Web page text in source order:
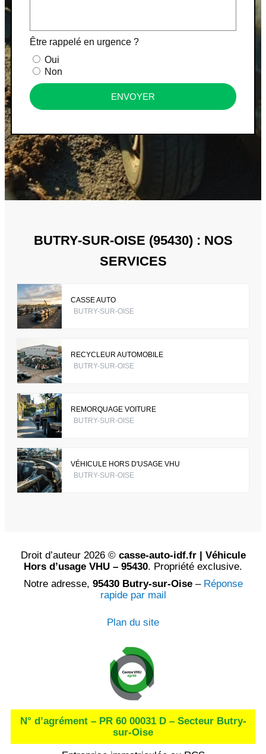
Être rappelé en urgence ?
Oui
Non
ENVOYER
BUTRY-SUR-OISE (95430) : NOS
SERVICES
CASSE AUTO
BUTRY-SUR-OISE
RECYCLEUR AUTOMOBILE
BUTRY-SUR-OISE
REMORQUAGE VOITURE
BUTRY-SUR-OISE
VÉHICULE HORS D'USAGE VHU
BUTRY-SUR-OISE
Droit d’auteur 2026 © casse-auto-idf.fr | Véhicule
Hors d’usage VHU – 95430. Propriété exclusive.
Notre adresse, 95430 Butry-sur-Oise– Réponse
rapide par mail
Plan du site
N° d’agrément – PR 60 00031 D – Secteur Butry-
sur-Oise